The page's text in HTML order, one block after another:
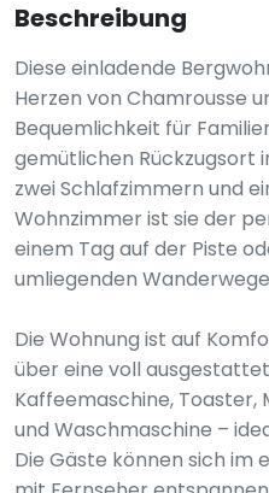
Beschreibung
Diese einladende
Herzen von Chamrousse
Bequemlichkeit für
gemütlichen Rückzugsort
zwei Schlafzimmern und
Wohnzimmer ist sie der
einem Tag auf der Piste
umliegenden
Die Wohnung ist auf
über eine voll
Kaffeemaschine, Toaster,
und Waschmaschine –
Die Gäste können sich im